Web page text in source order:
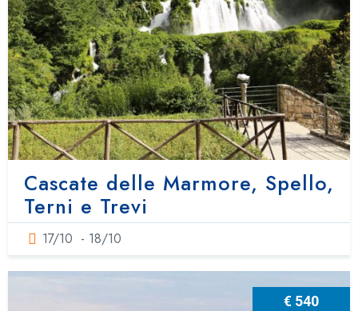
Cascate delle Marmore, Spello,
Terni e Trevi
17/10 - 18/10
€ 540